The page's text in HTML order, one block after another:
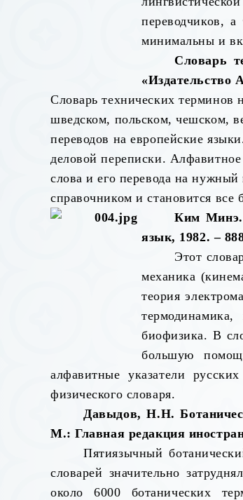
переводчиков,
минимальны и
Словарь
«Издательство
Словарь технических терминов
шведском, польском, чешском,
переводов на европейские
деловой переписки.
слова и его перевода на
справочником и становится
Ким Минэ.
язык, 1982. –
Этот
механика
теория
биофизика. В
большую
алфавитные указатели
физического словаря.
Давыдов, Н.Н.
М.: Главная редакция
Пятиязычный
словарей значительно
около 6000 ботанических